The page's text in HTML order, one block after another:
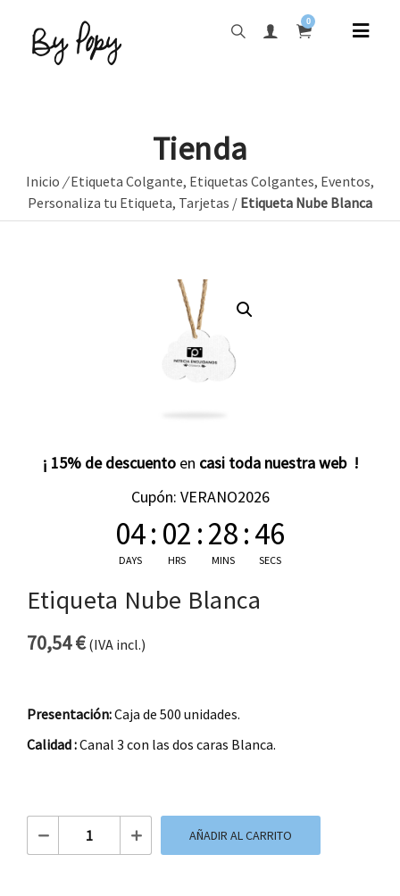
0
Tienda
Inicio /Etiqueta Colgante, Etiquetas Colgantes, Eventos,
Personaliza tu Etiqueta, Tarjetas / Etiqueta Nube Blanca
¡ 15% de descuento en casi toda nuestra web !
Cupón: VERANO2026
04
DAYS
: 02
HRS
:28
MINS
:45
SECS
Etiqueta Nube Blanca
70,54€(IVA incl.)
Presentación:Caja de 500 unidades.
Calidad :Canal 3 con las dos caras Blanca.
Etiqueta Nube Blanca cantidad
AÑADIR AL CARRITO